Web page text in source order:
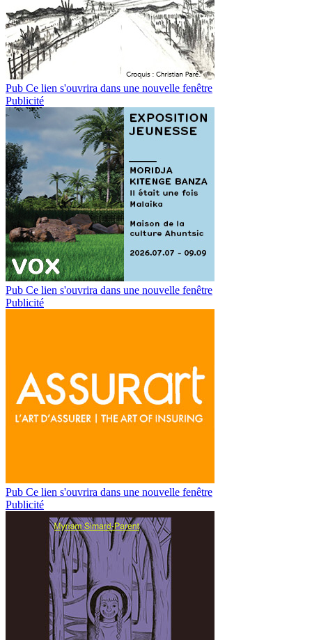
Pub Ce lien s'ouvrira dans une nouvelle fenêtre
Publicité
Pub Ce lien s'ouvrira dans une nouvelle fenêtre
Publicité
Pub Ce lien s'ouvrira dans une nouvelle fenêtre
Publicité